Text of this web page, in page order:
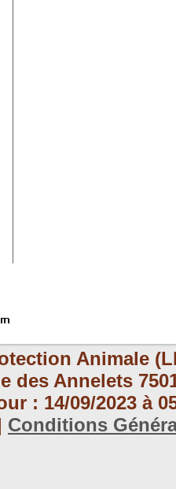
Animale
des Annelets
: 14/09/2023 à
Conditions